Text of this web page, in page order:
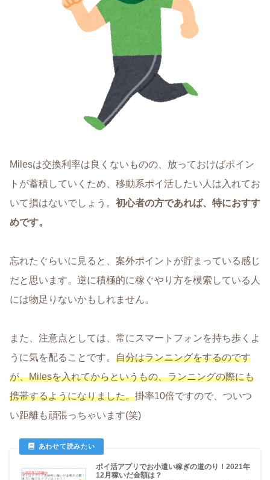
Milesは交換利率は良くないものの、放っておけばポイン
トが蓄積していくため、移動系ポイ活したい人は入れてお
いて損はないでしょう。 初心者の方であれば、特におすす
めです。
忘れたぐらいに見ると、案外ポイントが貯まっている感じ
だと思います。逆に積極的に稼ぐやり方を模索している人
には物足りないかもしれません。
また、注意点としては、常にスマートフォンを持ち歩くよ
うに気を配ることです。 自分はランニングをするのです
が、Milesを入れてからというもの、ランニングの際にも
携帯するようになりました。掛率10倍ですので、ついつ
い距離も頑張っちゃいます(笑)
ポイ活アプリでお小遣い稼ぎの道のり！2021年
12月稼いだ金額は？